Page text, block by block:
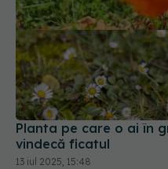
Planta pe care o ai în
vindecă ficatul
13 iul 2025, 15:48